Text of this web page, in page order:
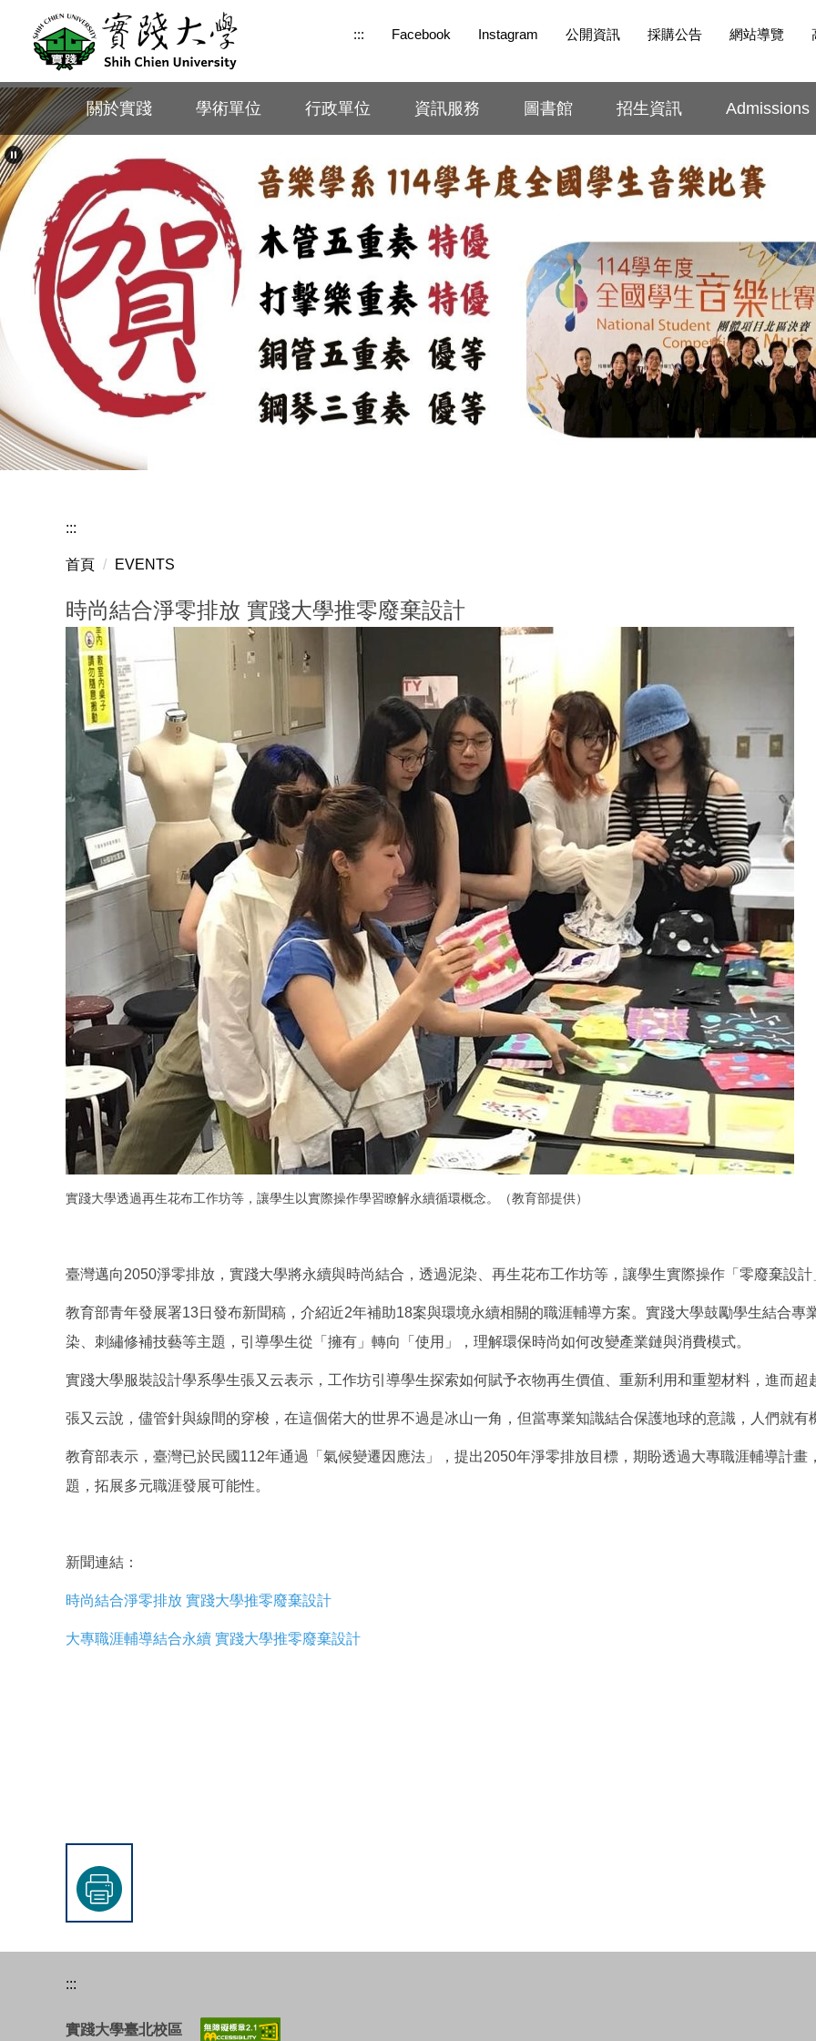
要
內
容
區
關於實踐 學術單位 行政單位 資訊服務 圖書館 招生資訊 Admissions
::: Facebook Instagram 公開資訊 採購公告 網站導覽
:::
首頁 EVENTS
時尚結合淨零排放 實踐大學推零廢棄設計
實踐大學透過再生花布工作坊等，讓學生以實際操作學習瞭解永續循環概念。（教育部提供）
臺灣邁向2050淨零排放，實踐大學將永續與時尚結合，透過泥染、再生花布工作坊等，讓學生實際操作「零廢棄設
教育部青年發展署13日發布新聞稿，介紹近2年補助18案與環境永續相關的職涯輔導方案。實踐大學鼓勵學生結合
染、刺繡修補技藝等主題，引導學生從「擁有」轉向「使用」，理解環保時尚如何改變產業鏈與消費模式。
實踐大學服裝設計學系學生張又云表示，工作坊引導學生探索如何賦予衣物再生價值、重新利用和重塑材料，進而
張又云說，儘管針與線間的穿梭，在這個偌大的世界不過是冰山一角，但當專業知識結合保護地球的意識，人們就
教育部表示，臺灣已於民國112年通過「氣候變遷因應法」，提出2050年淨零排放目標，期盼透過大專職涯輔導計
題，拓展多元職涯發展可能性。
新聞連結：
時尚結合淨零排放 實踐大學推零廢棄設計
大專職涯輔導結合永續 實踐大學推零廢棄設計
:::
實踐大學臺北校區